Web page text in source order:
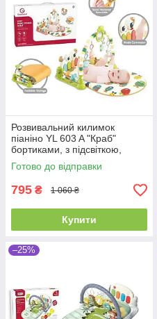
Розвивальний килимок
піаніно YL 603 A "Краб"
бортиками, з підсвіткою,
звуками, мелодіями
Готово до відправки
795 ₴ 1 060 ₴
Купити
–25%